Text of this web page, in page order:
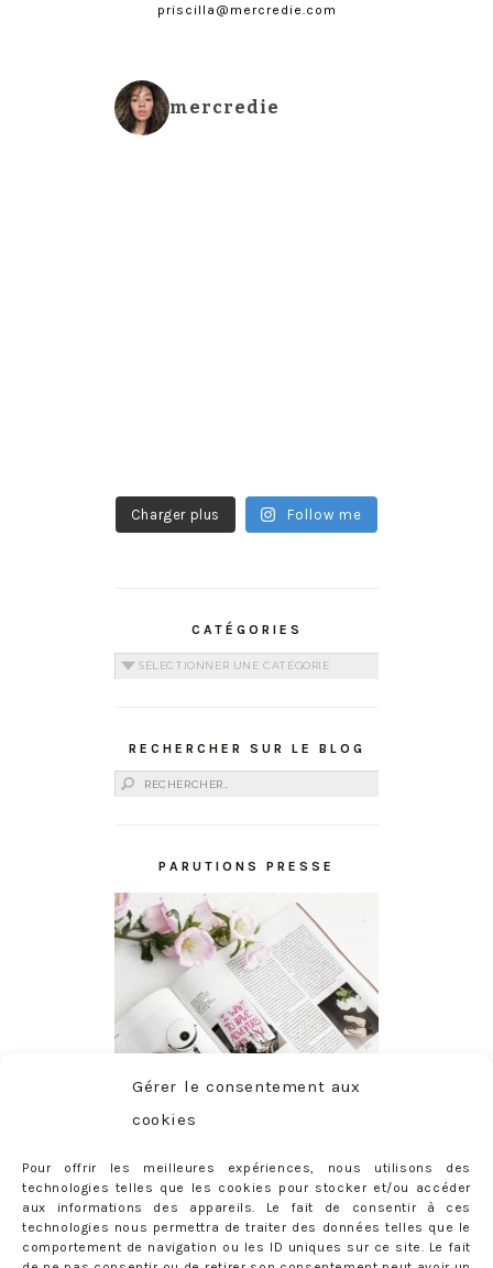
Gérer le consentement aux
cookies
Pour offrir les meilleures expériences, nous utilisons des
technologies telles que les cookies pour stocker et/ou accéder
aux informations des appareils. Le fait de consentir à ces
technologies nous permettra de traiter des données telles que le
comportement de navigation ou les ID uniques sur ce site. Le fait
priscilla@mercredie.com
mercredie
Charger plus Follow me
CATÉGORIES
Catégories
RECHERCHER SUR LE BLOG
Rechercher :
PARUTIONS PRESSE